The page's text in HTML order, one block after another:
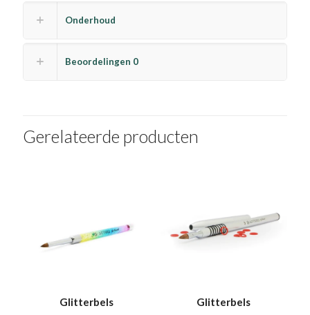
Onderhoud
Beoordelingen 0
Gerelateerde producten
Glitterbels
Glitterbels